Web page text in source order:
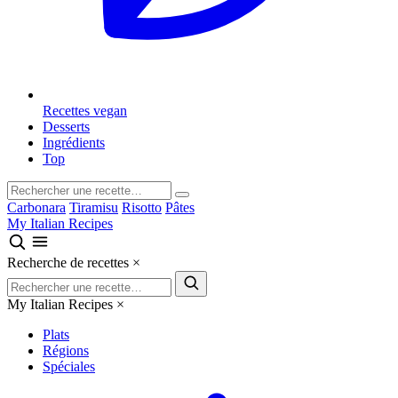
Recettes vegan
Desserts
Ingrédients
Top
Carbonara Tiramisu Risotto Pâtes
My Italian Recipes
Recherche de recettes ×
My Italian Recipes ×
Plats
Régions
Spéciales